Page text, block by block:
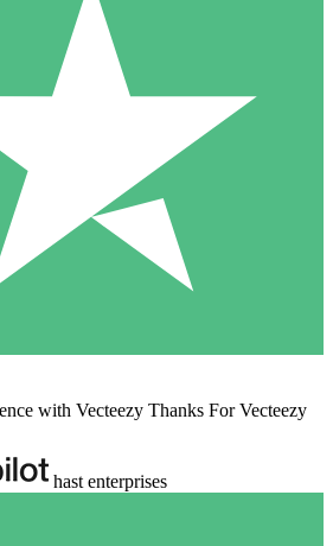
with Vecteezy Thanks For Vecteezy
hast enterprises